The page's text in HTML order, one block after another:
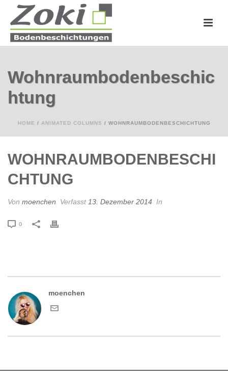
Wohnraumbodenbeschic
htung
HOME / ANIMATED COLUMNS / WOHNRAUMBODENBESCHICHTUNG
WOHNRAUMBODENBESCHI
CHTUNG
Von moenchen Verfasst 13. Dezember 2014 In
0
moenchen